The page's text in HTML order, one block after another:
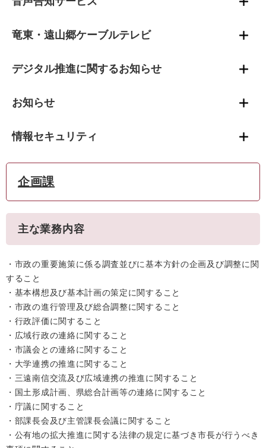
竜東・遠山郷ケーブルテレビ
デジタル推進に関するお知らせ
お知らせ
情報セキュリティ
企画課
主な業務内容
・市政の重要施策に係る調査並びに基本方針の企画及び調整に関
すること
・基本構想及び基本計画の策定に関すること
・市政の進行管理及び総合調整に関すること
・行政評価に関すること
・広域行政の連絡に関すること
・市議会との連絡に関すること
・大学連携の推進に関すること
・三遠南信交流及び広域連携の推進に関すること
・国土形成計画、県総合計画等の連絡に関すること
・庁議に関すること
・部課長会及び主管課長会議に関すること
・公有地の拡大推進に関する法律の規定に基づき市長が行うべき